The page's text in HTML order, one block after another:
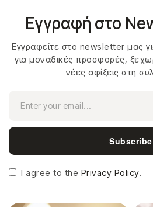
Εγγραφή στο
Εγγραφείτε στο newsletter μας
για μοναδικές προσφορές,
νέες αφίξεις στη
Subscribe
I agree to the Privacy Policy.